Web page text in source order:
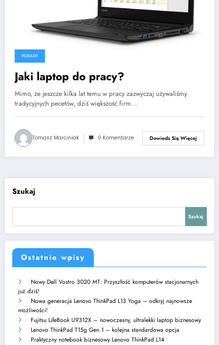
PORADY
Jaki laptop do pracy?
Mimo, że jeszcze kilka lat temu w pracy zazwyczaj używaliśmy
tradycyjnych pecetów, dziś większość firm…
Tomasz Marciniak 0 Komentarze Dowiedz Się Więcej
Szukaj
Szukaj
Ostatnie wpisy
Nowy Dell Vostro 3020 MT: Przyszłość komputerów stacjonarnych
już dziś!
Nowa generacja Lenovo ThinkPad L13 Yoga – odkryj najnowsze
możliwości!
Fujitsu LifeBook U9312X – nowoczesny, ultralekki laptop biznesowy
Lenovo ThinkPad T15g Gen 1 – kolejna standardowa opcja
Praktyczny notebook biznesowy Lenovo ThinkPad L14